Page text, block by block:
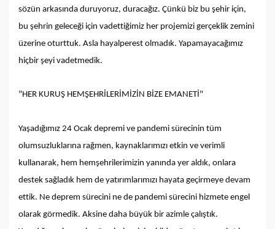
sözün arkasında duruyoruz, duracağız. Çünkü biz bu şehir için,
bu şehrin geleceği için vadettiğimiz her projemizi gerçeklik zemini
üzerine oturttuk. Asla hayalperest olmadık. Yapamayacağımız
hiçbir şeyi vadetmedik.
"HER KURUŞ HEMŞEHRİLERİMİZİN BİZE EMANETİ"
Yaşadığımız 24 Ocak depremi ve pandemi sürecinin tüm
olumsuzluklarına rağmen, kaynaklarımızı etkin ve verimli
kullanarak, hem hemşehrilerimizin yanında yer aldık, onlara
destek sağladık hem de yatırımlarımızı hayata geçirmeye devam
ettik. Ne deprem sürecini ne de pandemi sürecini hizmete engel
olarak görmedik. Aksine daha büyük bir azimle çalıştık.